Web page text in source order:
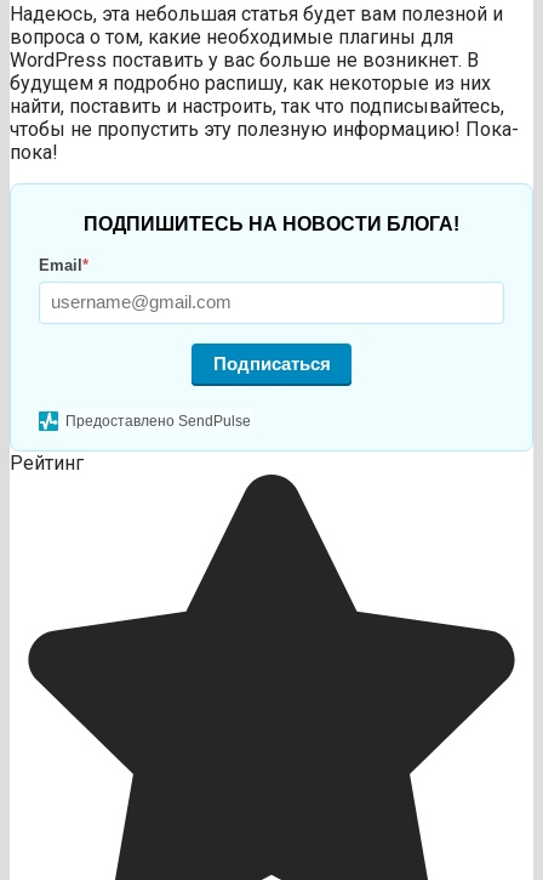
Надеюсь, эта небольшая статья будет вам полезной и
вопроса о том, какие необходимые плагины для
WordPress поставить у вас больше не возникнет. В
будущем я подробно распишу, как некоторые из них
найти, поставить и настроить, так что подписывайтесь,
чтобы не пропустить эту полезную информацию! Пока-
пока!
ПОДПИШИТЕСЬ НА НОВОСТИ БЛОГА!
Email *
Подписаться
Предоставлено SendPulse
Рейтинг